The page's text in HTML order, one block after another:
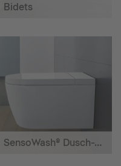
Bidets
SensoWash® Dusch-WCs